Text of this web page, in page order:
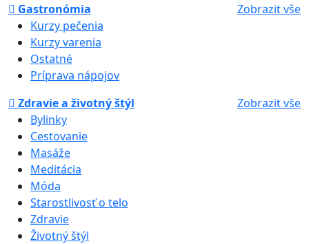
Gastronómia
Zobrazit vše
Kurzy pečenia
Kurzy varenia
Ostatné
Príprava nápojov
Zdravie a životný štýl
Zobrazit vše
Bylinky
Cestovanie
Masáže
Meditácia
Móda
Starostlivosť o telo
Zdravie
Životný štýl